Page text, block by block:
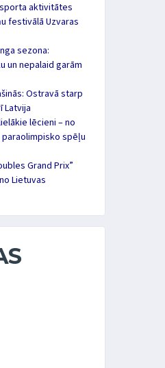
aktivitātes
festivālā Uzvaras
sezona:
un nepalaid garām
Ostravā starp
Latvija
lēcieni – no
spēļu
Grand Prix”
Lietuvas